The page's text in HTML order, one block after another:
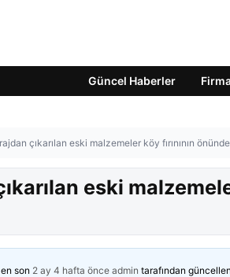
Güncel Haberler
çıkarılan eski malzemeler köy fırınının
eski
son 2 ay 4 hafta önce admin tarafından